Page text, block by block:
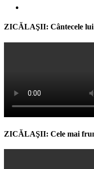
ZICĂLAŞII: Cântecele
ZICĂLAŞII: Cele mai